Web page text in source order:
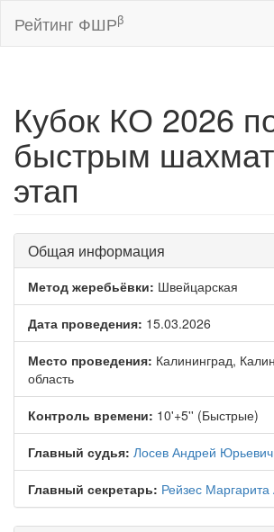
Рейтинг ФШРβ
Кубок КО 2026
быстрым
этап
Общая информация
Метод жеребьёвки: Швейцарская
Дата проведения: 15.03.2026
Место проведения: Калининград,
область
Контроль времени: 10'+5'' (Быстрые)
Главный судья: Лосев Андрей Юрьевич
Главный секретарь: Рейзес